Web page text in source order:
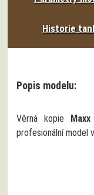
Historie
Popis modelu:
Věrná kopie
profesionální model